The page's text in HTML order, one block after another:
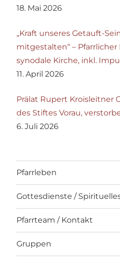
18. Mai 2026
„Kraft unseres Getauft-
mitgestalten“ – Pfarrlicher
synodale Kirche, inkl.
11. April 2026
Prälat Rupert Kroisleitner
des Stiftes Vorau,
6. Juli 2026
Pfarrleben
Gottesdienste /
Pfarrteam / Kontakt
Gruppen